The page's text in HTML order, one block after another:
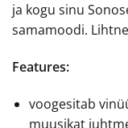
ja kogu sinu
samamoodi.
Features:
voogesitab
muusikat